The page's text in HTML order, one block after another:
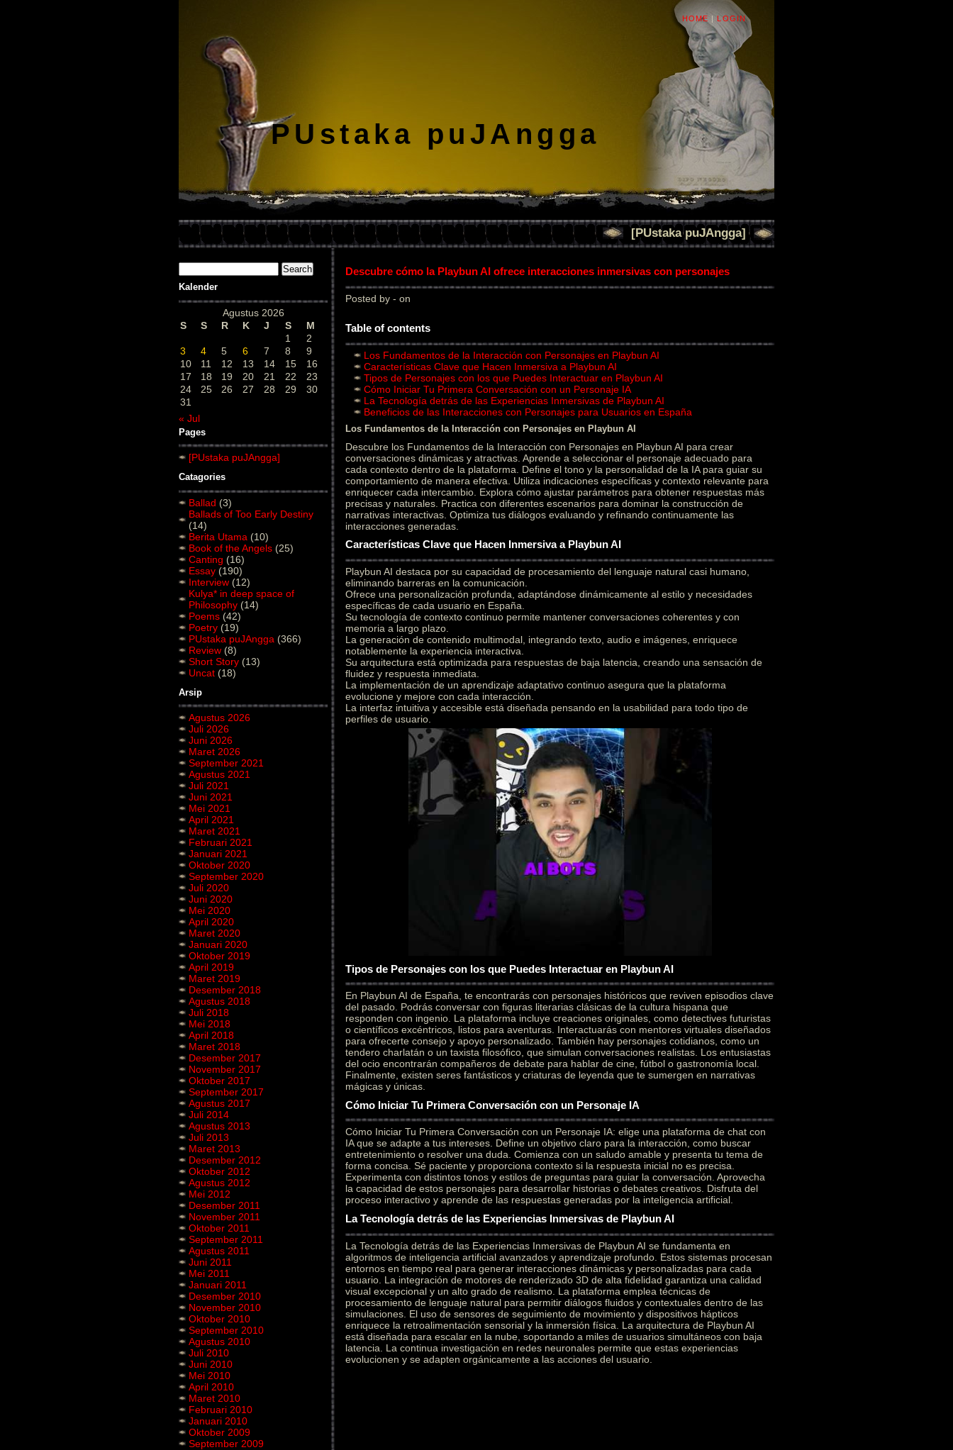
HOME | LOGIN
PUstaka puJAngga
[PUstaka puJAngga]
Kalender
Agustus 2026
S
S R K J S
M
1
2
3
4 5 6 7 8
9
10
11 12 13 14 15
16
17
18 19 20 21 22
23
24
25 26 27 28 29
30
31
« Jul
Pages
[PUstaka puJAngga]
Catagories
Ballad (3)
Ballads of Too Early Destiny
(14)
Berita Utama (10)
Book of the Angels (25)
Canting (16)
Essay (190)
Interview (12)
Kulya* in deep space of
Philosophy (14)
Poems (42)
Poetry (19)
PUstaka puJAngga (366)
Review (8)
Short Story (13)
Uncat (18)
Arsip
Agustus 2026
Juli 2026
Juni 2026
Maret 2026
September 2021
Agustus 2021
Juli 2021
Juni 2021
Mei 2021
April 2021
Maret 2021
Februari 2021
Januari 2021
Oktober 2020
September 2020
Juli 2020
Juni 2020
Mei 2020
April 2020
Maret 2020
Januari 2020
Oktober 2019
April 2019
Maret 2019
Desember 2018
Agustus 2018
Juli 2018
Mei 2018
April 2018
Maret 2018
Desember 2017
November 2017
Oktober 2017
September 2017
Agustus 2017
Juli 2014
Agustus 2013
Juli 2013
Maret 2013
Desember 2012
Oktober 2012
Agustus 2012
Mei 2012
Desember 2011
November 2011
Oktober 2011
September 2011
Agustus 2011
Juni 2011
Mei 2011
Januari 2011
Desember 2010
November 2010
Oktober 2010
September 2010
Agustus 2010
Juli 2010
Juni 2010
Mei 2010
April 2010
Maret 2010
Februari 2010
Januari 2010
Oktober 2009
September 2009
Descubre cómo la Playbun AI ofrece interacciones inmersivas con personajes
Posted by - on
Table of contents
Los Fundamentos de la Interacción con Personajes en Playbun AI
Características Clave que Hacen Inmersiva a Playbun AI
Tipos de Personajes con los que Puedes Interactuar en Playbun AI
Cómo Iniciar Tu Primera Conversación con un Personaje IA
La Tecnología detrás de las Experiencias Inmersivas de Playbun AI
Beneficios de las Interacciones con Personajes para Usuarios en España
Los Fundamentos de la Interacción con Personajes en Playbun AI
Descubre los Fundamentos de la Interacción con Personajes en Playbun AI para crear
conversaciones dinámicas y atractivas. Aprende a seleccionar el personaje adecuado para
cada contexto dentro de la plataforma. Define el tono y la personalidad de la IA para guiar su
comportamiento de manera efectiva. Utiliza indicaciones específicas y contexto relevante para
enriquecer cada intercambio. Explora cómo ajustar parámetros para obtener respuestas más
precisas y naturales. Practica con diferentes escenarios para dominar la construcción de
narrativas interactivas. Optimiza tus diálogos evaluando y refinando continuamente las
interacciones generadas.
Características Clave que Hacen Inmersiva a Playbun AI
Playbun AI destaca por su capacidad de procesamiento del lenguaje natural casi humano,
eliminando barreras en la comunicación.
Ofrece una personalización profunda, adaptándose dinámicamente al estilo y necesidades
específicas de cada usuario en España.
Su tecnología de contexto continuo permite mantener conversaciones coherentes y con
memoria a largo plazo.
La generación de contenido multimodal, integrando texto, audio e imágenes, enriquece
notablemente la experiencia interactiva.
Su arquitectura está optimizada para respuestas de baja latencia, creando una sensación de
fluidez y respuesta inmediata.
La implementación de un aprendizaje adaptativo continuo asegura que la plataforma
evolucione y mejore con cada interacción.
La interfaz intuitiva y accesible está diseñada pensando en la usabilidad para todo tipo de
perfiles de usuario.
Tipos de Personajes con los que Puedes Interactuar en Playbun AI
En Playbun AI de España, te encontrarás con personajes históricos que reviven episodios clave
del pasado. Podrás conversar con figuras literarias clásicas de la cultura hispana que
responden con ingenio. La plataforma incluye creaciones originales, como detectives futuristas
o científicos excéntricos, listos para aventuras. Interactuarás con mentores virtuales diseñados
para ofrecerte consejo y apoyo personalizado. También hay personajes cotidianos, como un
tendero charlatán o un taxista filosófico, que simulan conversaciones realistas. Los entusiastas
del ocio encontrarán compañeros de debate para hablar de cine, fútbol o gastronomía local.
Finalmente, existen seres fantásticos y criaturas de leyenda que te sumergen en narrativas
mágicas y únicas.
Cómo Iniciar Tu Primera Conversación con un Personaje IA
Cómo Iniciar Tu Primera Conversación con un Personaje IA: elige una plataforma de chat con
IA que se adapte a tus intereses. Define un objetivo claro para la interacción, como buscar
entretenimiento o resolver una duda. Comienza con un saludo amable y presenta tu tema de
forma concisa. Sé paciente y proporciona contexto si la respuesta inicial no es precisa.
Experimenta con distintos tonos y estilos de preguntas para guiar la conversación. Aprovecha
la capacidad de estos personajes para desarrollar historias o debates creativos. Disfruta del
proceso interactivo y aprende de las respuestas generadas por la inteligencia artificial.
La Tecnología detrás de las Experiencias Inmersivas de Playbun AI
La Tecnología detrás de las Experiencias Inmersivas de Playbun AI se fundamenta en
algoritmos de inteligencia artificial avanzados y aprendizaje profundo. Estos sistemas procesan
entornos en tiempo real para generar interacciones dinámicas y personalizadas para cada
usuario. La integración de motores de renderizado 3D de alta fidelidad garantiza una calidad
visual excepcional y un alto grado de realismo. La plataforma emplea técnicas de
procesamiento de lenguaje natural para permitir diálogos fluidos y contextuales dentro de las
simulaciones. El uso de sensores de seguimiento de movimiento y dispositivos hápticos
enriquece la retroalimentación sensorial y la inmersión física. La arquitectura de Playbun AI
está diseñada para escalar en la nube, soportando a miles de usuarios simultáneos con baja
latencia. La continua investigación en redes neuronales permite que estas experiencias
evolucionen y se adapten orgánicamente a las acciones del usuario.